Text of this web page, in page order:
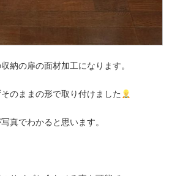
納の扉の面材加工になります。
のままの形で取り付けました
真でわかると思います。